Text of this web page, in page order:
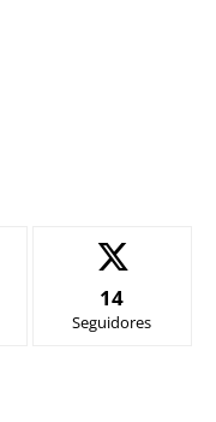
14
Seguidores